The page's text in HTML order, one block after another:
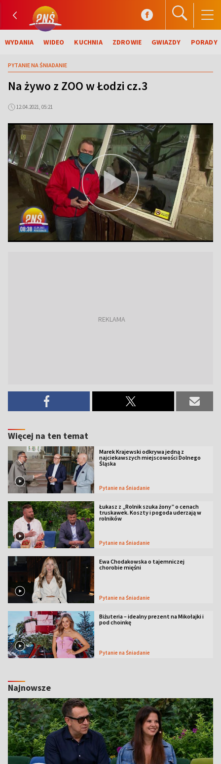
WYDANIA WIDEO KUCHNIA ZDROWIE GWIAZDY PORADY
PYTANIE NA ŚNIADANIE
Na żywo z ZOO w Łodzi cz.3
12.04.2021, 05:21
Więcej na ten temat
Marek Krajewski odkrywa jedną z
najciekawszych miejscowości Dolnego
Śląska
Pytanie na Śniadanie
Łukasz z „Rolnik szuka żony” o cenach
truskawek. Koszty i pogoda uderzają w
rolników
Pytanie na Śniadanie
Ewa Chodakowska o tajemniczej
chorobie mięśni
Pytanie na Śniadanie
Biżuteria – idealny prezent na Mikołajki i
pod choinkę
Pytanie na Śniadanie
Najnowsze